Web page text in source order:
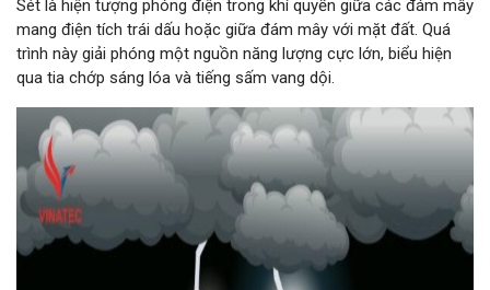
Sét là hiện tượng phóng điện trong khí quyển giữa các đám mây
mang điện tích trái dấu hoặc giữa đám mây với mặt đất. Quá
trình này giải phóng một nguồn năng lượng cực lớn, biểu hiện
qua tia chớp sáng lóa và tiếng sấm vang dội.